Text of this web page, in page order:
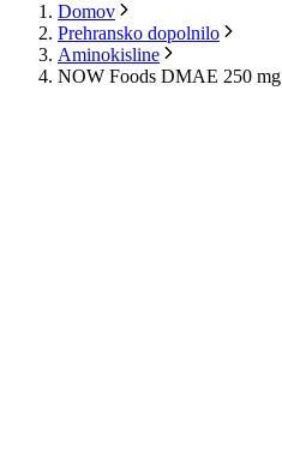
Domov
Prehransko dopolnilo
Aminokisline
NOW Foods DMAE 250 mg